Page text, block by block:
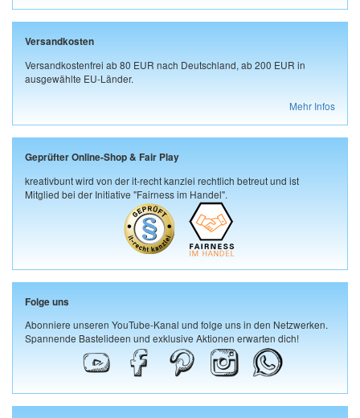
Versandkosten
Versandkostenfrei ab 80 EUR nach Deutschland, ab 200 EUR in
ausgewählte EU-Länder.
Mehr Infos
Geprüfter Online-Shop & Fair Play
kreativbunt wird von der it-recht kanzlei rechtlich betreut und ist
Mitglied bei der Initiative "Fairness im Handel".
Folge uns
Abonniere unseren YouTube-Kanal und folge uns in den Netzwerken.
Spannende Bastelideen und exklusive Aktionen erwarten dich!